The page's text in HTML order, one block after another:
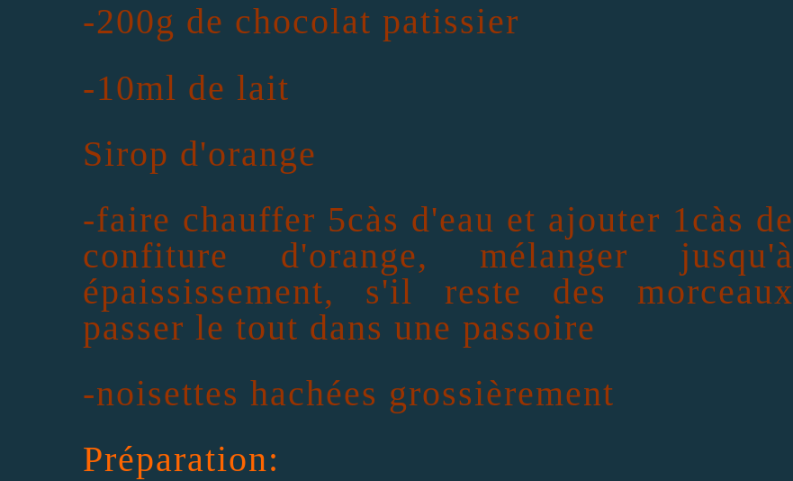
-200g de chocolat patissier
-10ml de lait
Sirop d'orange
-faire chauffer 5càs d'eau et ajouter 1càs de
confiture d'orange, mélanger jusqu'à
épaississement, s'il reste des morceaux
passer le tout dans une passoire
-noisettes hachées grossièrement
Préparation: